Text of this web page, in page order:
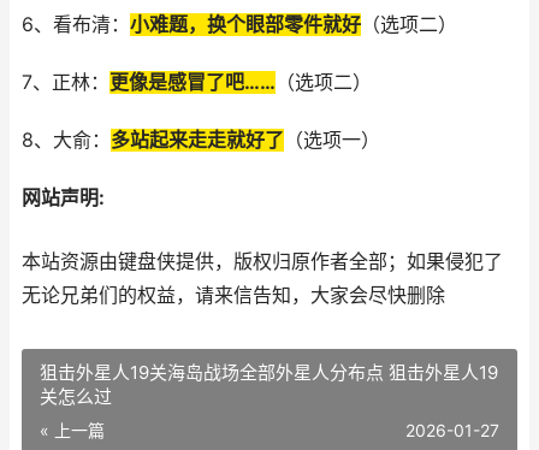
6、看布清： 小难题，换个眼部零件就好 （选项二）
7、正林： 更像是感冒了吧…… （选项二）
8、大俞： 多站起来走走就好了 （选项一）
网站声明:
本站资源由键盘侠提供，版权归原作者全部；如果侵犯了
无论兄弟们的权益，请来信告知，大家会尽快删除
狙击外星人19关海岛战场全部外星人分布点 狙击外星人19
关怎么过
« 上一篇 2026-01-27